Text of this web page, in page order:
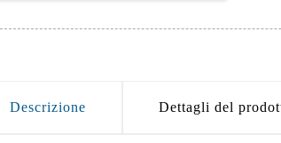
Descrizione Dettagli del